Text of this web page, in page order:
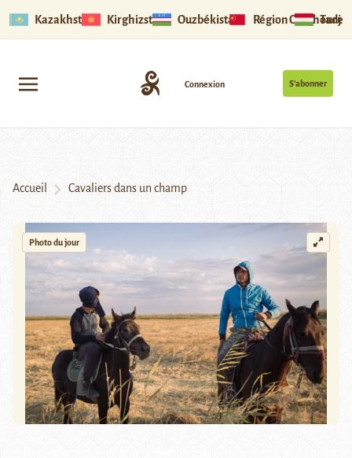
Kazakhstan Kirghizstan Ouzbékistan Région Ouïghoure
S’abonner
Connexion
Accueil Cavaliers dans un champ
Photo du jour